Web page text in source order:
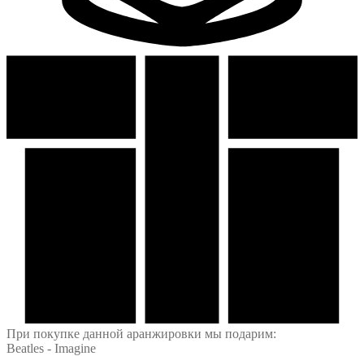
При покупке данной аранжировки мы подарим:
Beatles - Imagine